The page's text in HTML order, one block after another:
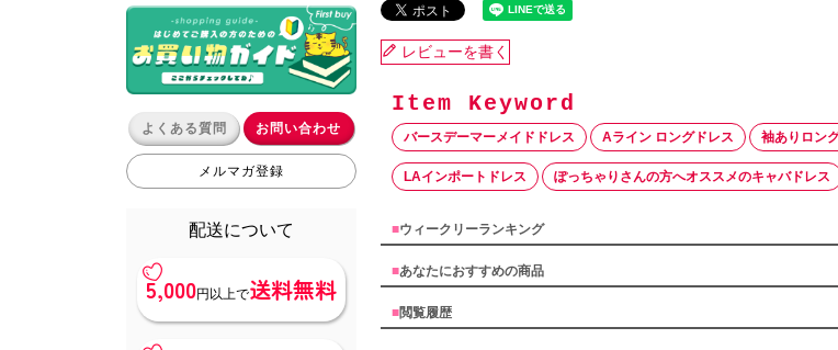
よくある質問 お問い合わせ
メルマガ登録
配送について
5,000円以上で送料無料
レビューを書く
バースデーマーメイドドレス Aライン ロングドレス 袖ありロン
LAインポートドレス ぽっちゃりさんの方へオススメのキャバドレス
■ウィークリーランキング
■あなたにおすすめの商品
■閲覧履歴